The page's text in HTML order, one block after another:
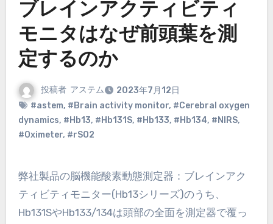
ブレインアクティビティ
モニタはなぜ前頭葉を測
定するのか
投稿者 アステム
2023年7月12日
#astem, #Brain activity monitor, #Cerebral oxygen
dynamics, #Hb13, #Hb131S, #Hb133, #Hb134, #NIRS,
#Oximeter, #rSO2
弊社製品の脳機能酸素動態測定器：ブレインアク
ティビティモニター(Hb13シリーズ)のうち、
Hb131SやHb133/134は頭部の全面を測定器で覆っ